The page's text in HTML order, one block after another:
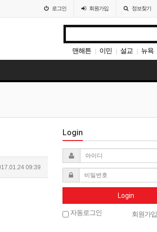
로그인 회원가입 정보찾기
맨해튼 이민 설교 뉴욕
나눔
09:39
Login
Login
자동로그인 회원가입